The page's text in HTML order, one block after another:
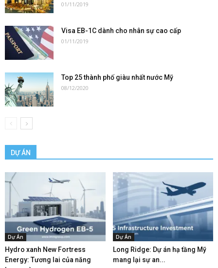
01/11/2019
Visa EB-1C dành cho nhân sự cao cấp
01/11/2019
Top 25 thành phố giàu nhất nước Mỹ
08/12/2020
DỰ ÁN
Dự Án
Hydro xanh New Fortress
Energy: Tương lai của năng
Dự Án
Long Ridge: Dự án hạ tầng Mỹ
mang lại sự an...